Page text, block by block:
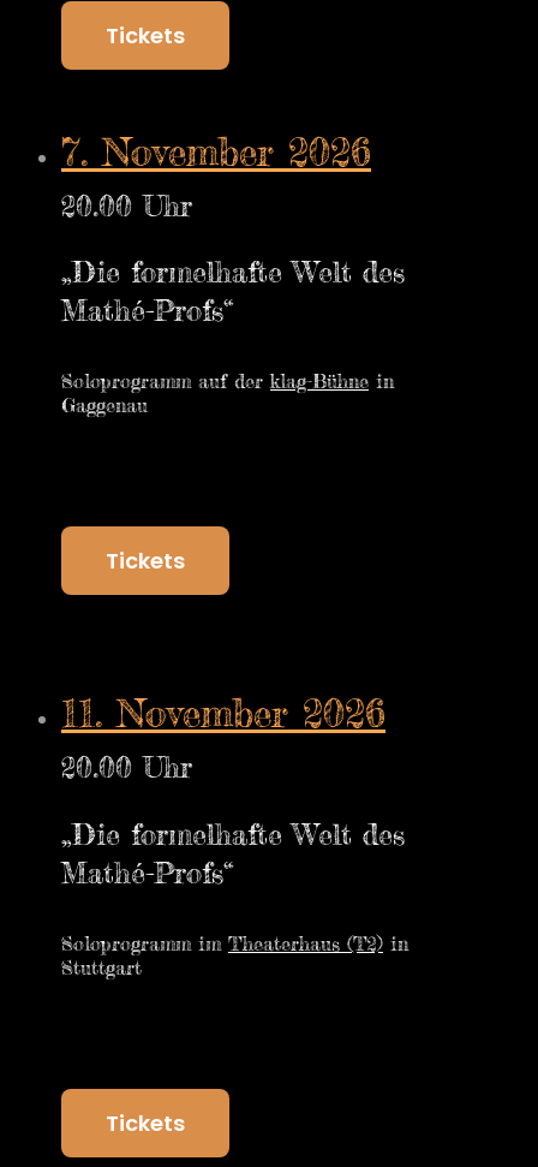
Tickets
7. November 2026
20.00 Uhr
„Die formelhafte Welt des
Mathé-Profs“
Soloprogramm auf derklag-Bühne in
Gaggenau
Tickets
11. November 2026
20.00 Uhr
„Die formelhafte Welt des
Mathé-Profs“
Soloprogramm im Theaterhaus (T2) in
Stuttgart
Tickets